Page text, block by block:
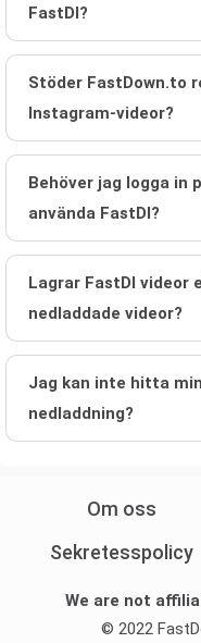
FastDl?
Stöder FastDown.to
Instagram-videor?
Behöver jag logga
använda FastDl?
Lagrar FastDl videor
nedladdade videor?
Jag kan inte hitta
nedladdning?
Om oss
Sekretesspolicy
We are not
© 2022